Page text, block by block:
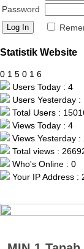
Password
Statistik Website
0 1 5 0 1 6
Users Today : 4
Users Yesterday :
Total Users :
Views Today : 4
Views Yesterday :
Total views :
Who's Online : 0
Your IP Address :